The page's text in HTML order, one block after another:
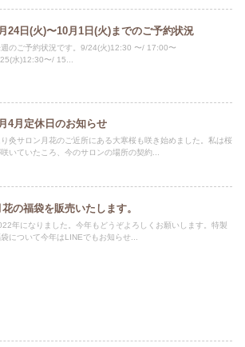
24日(火)〜10月1日(火)までのご予約状況
のご予約状況です。9/24(火)12:30 〜/ 17:00〜
水)12:30〜/ 15...
4月定休日のお知らせ
り灸サロン月花のご近所にある大寒桜も咲き始めました。私は桜
咲いていたころ、今のサロンの場所の契約...
花の福袋を販売いたします。
年になりました。今年もどうぞよろしくお願いします。特製
について今年はLINEでもお知らせ...